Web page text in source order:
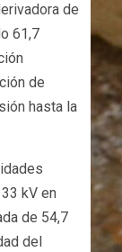
de
61,7
de
hasta la
kV en
de 54,7
del